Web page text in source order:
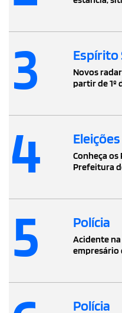
3 Espírito
Novos
partir de 1º
4 Eleições
Conheça os
Prefeitura
5 Polícia
Acidente
empresário
Polícia